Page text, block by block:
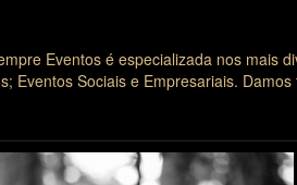
Eventos é especializada nos mais
Eventos Sociais e Empresariais.